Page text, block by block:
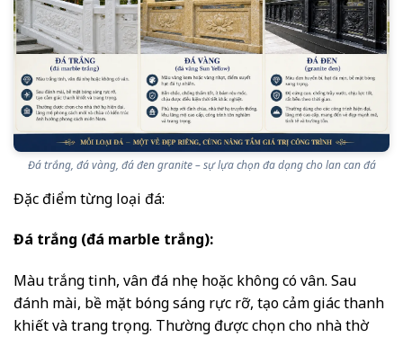
Đá trắng, đá vàng, đá đen granite – sự lựa chọn đa dạng cho lan can đá
Đặc điểm từng loại đá:
Đá trắng (đá marble trắng):
Màu trắng tinh, vân đá nhẹ hoặc không có vân. Sau
đánh mài, bề mặt bóng sáng rực rỡ, tạo cảm giác thanh
khiết và trang trọng. Thường được chọn cho nhà thờ